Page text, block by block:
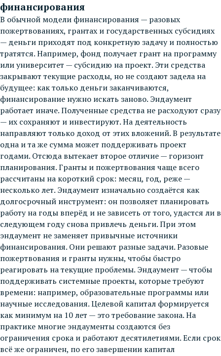
финансирования
В обычной модели финансирования — разовых
пожертвованиях, грантах и государственных субсидиях
— деньги приходят под конкретную задачу и полностью
тратятся. Например, фонд получает грант на программу
или университет — субсидию на проект. Эти средства
закрывают текущие расходы, но не создают задела на
будущее: как только деньги заканчиваются,
финансирование нужно искать заново. Эндаумент
работает иначе. Полученные средства не расходуют сразу
— их сохраняют и инвестируют. На деятельность
направляют только доход от этих вложений. В результате
одна и та же сумма может поддерживать проект
годами. Отсюда вытекает второе отличие — горизонт
планирования. Гранты и пожертвования чаще всего
рассчитаны на короткий срок: месяц, год, реже —
несколько лет. Эндаумент изначально создаётся как
долгосрочный инструмент: он позволяет планировать
работу на годы вперёд и не зависеть от того, удастся ли в
следующем году снова привлечь деньги. При этом
эндаумент не заменяет привычные источники
финансирования. Они решают разные задачи. Разовые
пожертвования и гранты нужны, чтобы быстро
реагировать на текущие проблемы. Эндаумент — чтобы
поддерживать системные проекты, которые требуют
времени: например, образовательные программы или
научные исследования. Целевой капитал формируется
как минимум на 10 лет — это требование закона. На
практике многие эндаументы создаются без
ограничения срока и работают десятилетиями. Если срок
всё же ограничен, по его завершении капитал